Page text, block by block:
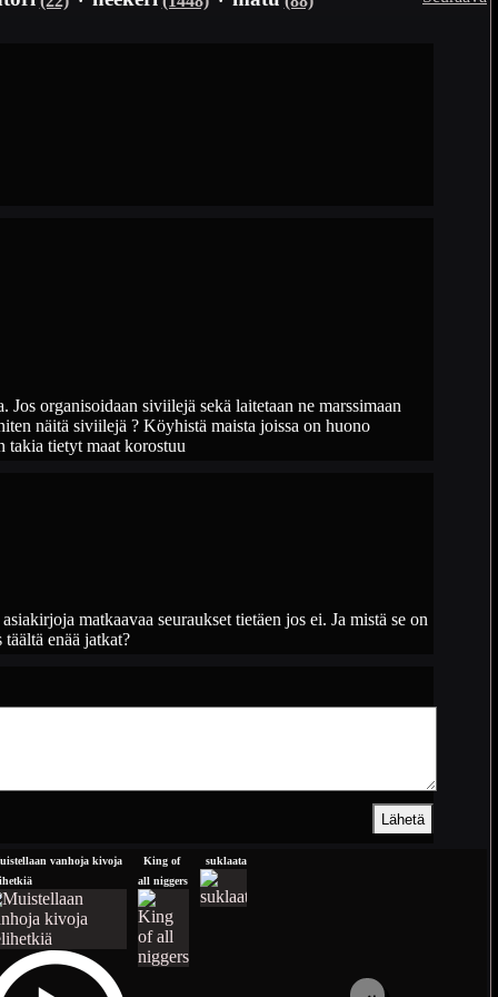
organisoidaan siviilejä sekä laitetaan ne marssimaan
näitä siviilejä ? Köyhistä maista joissa on huono
takia tietyt maat korostuu
matkaavaa seuraukset tietäen jos ei. Ja mistä se on
enää jatkat?
vanhoja kivoja
King of
all niggers
suklaata